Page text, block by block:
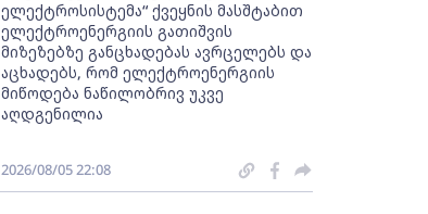
ელექტროსისტემა“ ქვეყნის მასშტაბით
ელექტროენერგიის გათიშვის
მიზეზებზე განცხადებას ავრცელებს და
აცხადებს, რომ ელექტროენერგიის
მიწოდება ნაწილობრივ უკვე
აღდგენილია
2026/08/05 22:08